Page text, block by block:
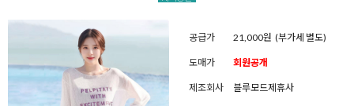
공급가 21,000원 (부가세 별도)
도매가 회원공개
제조회사 블루모드제휴사